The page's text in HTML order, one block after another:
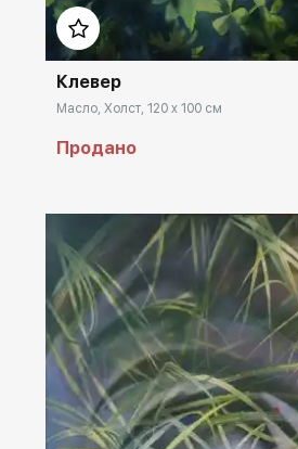
Клевер
Масло, Холст, 120 x 100 см
Продано